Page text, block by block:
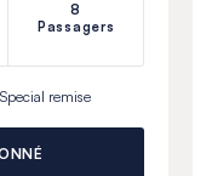
8
Passagers
remise